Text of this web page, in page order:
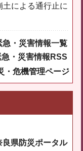
による通行止に
急・災害情報一覧
急・災害情報RSS
・危機管理ページ
良県防災ポータル